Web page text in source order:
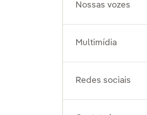
Nossas vozes
Multimídia
Redes sociais